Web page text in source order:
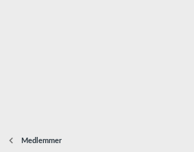
Medlemmer